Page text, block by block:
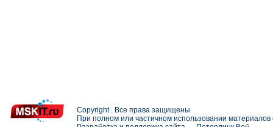
Copyright . Все права защищены
При полном или частичном использовании